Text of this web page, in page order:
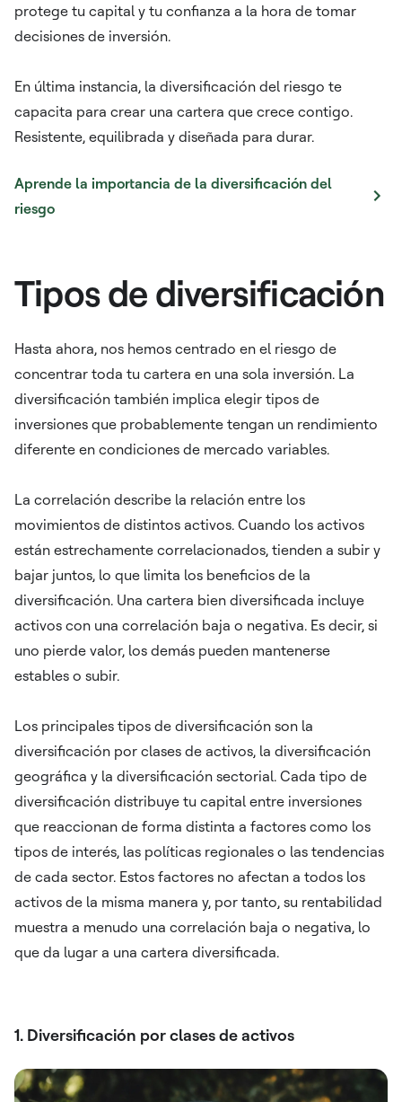
protege tu capital y tu confianza a la hora de tomar
decisiones de inversión.
En última instancia, la diversificación del riesgo te
capacita para crear una cartera que crece contigo.
Resistente, equilibrada y diseñada para durar.
Aprende la importancia de la diversificación del
riesgo
Tipos de diversificación
Hasta ahora, nos hemos centrado en el riesgo de
concentrar toda tu cartera en una sola inversión. La
diversificación también implica elegir tipos de
inversiones que probablemente tengan un rendimiento
diferente en condiciones de mercado variables.
La correlación describe la relación entre los
movimientos de distintos activos. Cuando los activos
están estrechamente correlacionados, tienden a subir y
bajar juntos, lo que limita los beneficios de la
diversificación. Una cartera bien diversificada incluye
activos con una correlación baja o negativa. Es decir, si
uno pierde valor, los demás pueden mantenerse
estables o subir.
Los principales tipos de diversificación son la
diversificación por clases de activos, la diversificación
geográfica y la diversificación sectorial. Cada tipo de
diversificación distribuye tu capital entre inversiones
que reaccionan de forma distinta a factores como los
tipos de interés, las políticas regionales o las tendencias
de cada sector. Estos factores no afectan a todos los
activos de la misma manera y, por tanto, su rentabilidad
muestra a menudo una correlación baja o negativa, lo
que da lugar a una cartera diversificada.
1. Diversificación por clases de activos